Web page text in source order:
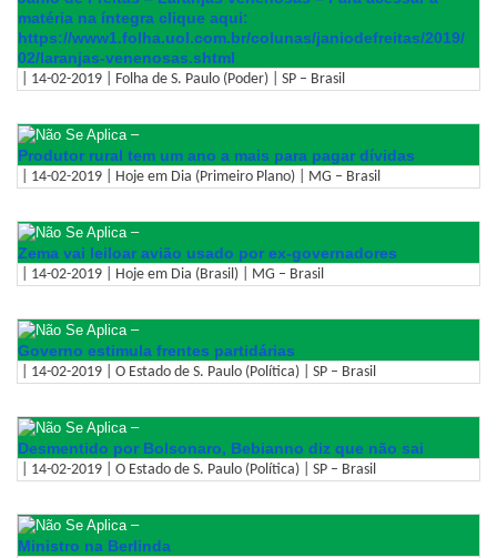
matéria na íntegra clique aqui:
https://www1.folha.uol.com.br/colunas/janiodefreitas/2019/
02/laranjas-venenosas.shtml
| 14-02-2019 | Folha de S. Paulo (Poder) | SP – Brasil
–
Produtor rural tem um ano a mais para pagar dívidas
| 14-02-2019 | Hoje em Dia (Primeiro Plano) | MG – Brasil
–
Zema vai leiloar avião usado por ex-governadores
| 14-02-2019 | Hoje em Dia (Brasil) | MG – Brasil
–
Governo estimula frentes partidárias
| 14-02-2019 | O Estado de S. Paulo (Política) | SP – Brasil
–
Desmentido por Bolsonaro, Bebianno diz que não sai
| 14-02-2019 | O Estado de S. Paulo (Política) | SP – Brasil
–
Ministro na Berlinda